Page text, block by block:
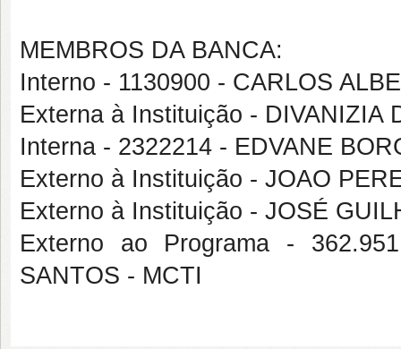
MEMBROS DA BANCA:
Interno - 1130900 - CARLOS
Externa à Instituição - DIVANIZIA
Interna - 2322214 - EDVANE
Externo à Instituição - JOAO
Externo à Instituição - JOSÉ
Externo ao Programa -
SANTOS - MCTI